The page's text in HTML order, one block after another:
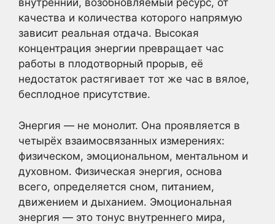
внутренний, возобновляемый ресурс, от
качества и количества которого напрямую
зависит реальная отдача. Высокая
концентрация энергии превращает час
работы в плодотворный прорыв, её
недостаток растягивает тот же час в вялое,
бесплодное присутствие.
Энергия — не монолит. Она проявляется в
четырёх взаимосвязанных измерениях:
физическом, эмоциональном, ментальном и
духовном. Физическая энергия, основа
всего, определяется сном, питанием,
движением и дыханием. Эмоциональная
энергия — это тонус внутреннего мира,